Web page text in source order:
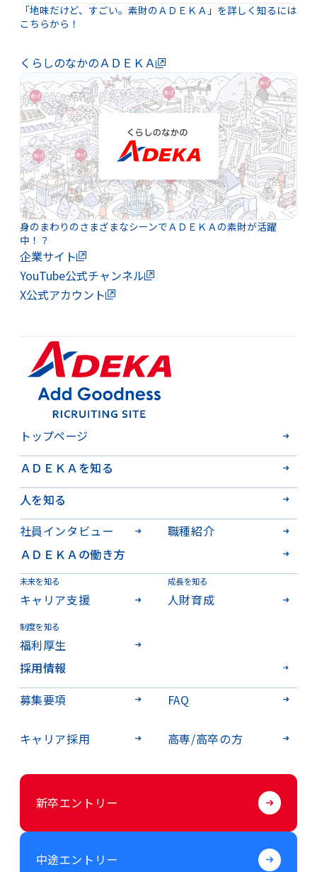
「地味だけど、すごい。素財のＡＤＥＫＡ」を詳しく知るには
こちらから！
くらしのなかのＡＤＥＫＡ
身のまわりのさまざまなシーンでＡＤＥＫＡの素財が活躍
中！？
企業サイト
YouTube公式チャンネル
X公式アカウント
トップページ
ＡＤＥＫＡを知る
人を知る
社員インタビュー
職種紹介
ＡＤＥＫＡの働き方
未来を知る
キャリア支援
成長を知る
人財育成
制度を知る
福利厚生
採用情報
募集要項
FAQ
キャリア採用 高専/高卒の方
新卒エントリー
中途エントリー